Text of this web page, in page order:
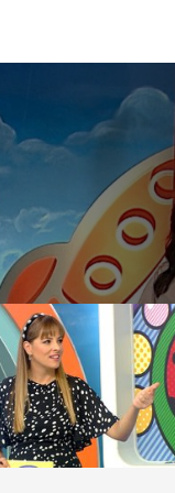
ofsayt